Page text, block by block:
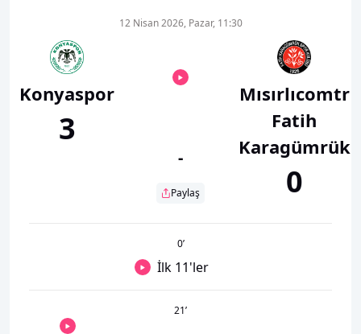
Konyaspor
3
12 Nisan 2026, Pazar, 11:30
-
Paylaş
Mısırlıcomtr
Fatih
Karagümrük
0
0’
İlk 11'ler
21’